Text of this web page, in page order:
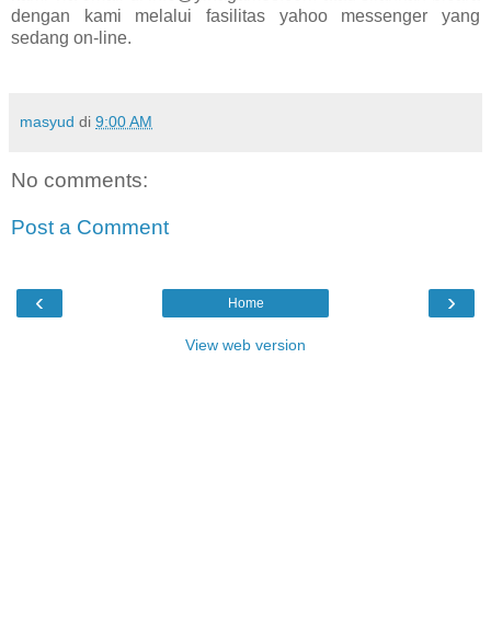
dengan kami melalui fasilitas yahoo messenger yang
sedang on-line.
masyud di 9:00 AM
No comments:
Post a Comment
‹ ›
Home
View web version